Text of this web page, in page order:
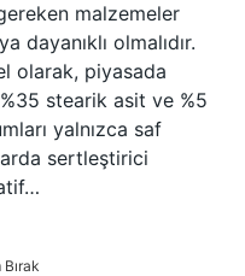
malzemeler
dayanıklı olmalıdır.
olarak, piyasada
stearik asit ve %5
yalnızca saf
sertleştirici